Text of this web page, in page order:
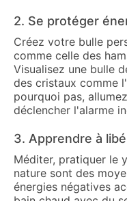
2. Se protéger
Créez votre bulle
comme celle des
Visualisez une bulle
des cristaux comme
pourquoi pas,
déclencher l'alarme
3. Apprendre à
Méditer, pratiquer le
nature sont des
énergies négatives